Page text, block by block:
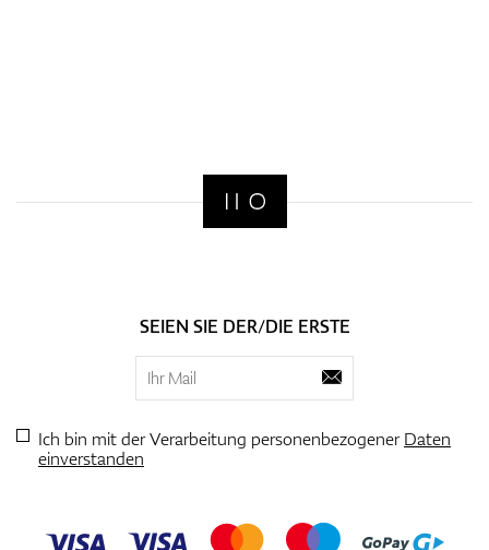
SEIEN SIE DER/DIE ERSTE
Ich bin mit der Verarbeitung personenbezogenerDaten
einverstanden